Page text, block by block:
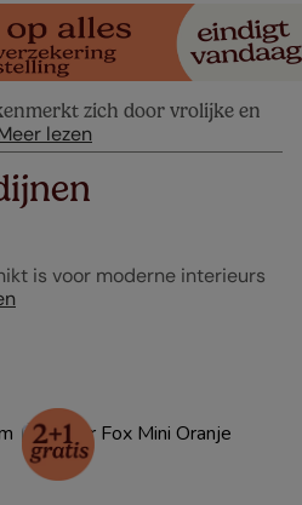
zich door vrolijke en
lezen
is voor moderne interieurs